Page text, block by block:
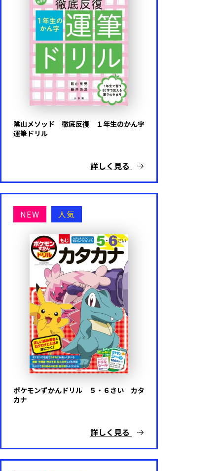
陰山メソッド 徹底反復 １年生のかん字
運筆ドリル
詳しく見る
NEW 人気
ポケモンずかんドリル ５・６さい カタ
カナ
詳しく見る